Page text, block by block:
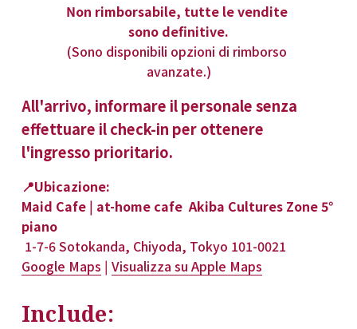
Non rimborsabile, tutte le vendite
sono definitive.
(Sono disponibili opzioni di rimborso
avanzate.)
All'arrivo, informare il personale senza
effettuare il check-in per ottenere
l'ingresso prioritario.
📍Ubicazione:
Maid Cafe | at-home cafe  Akiba Cultures Zone 5°
piano
1-7-6 Sotokanda, Chiyoda, Tokyo 101-0021
Google Maps | Visualizza su Apple Maps
Include: